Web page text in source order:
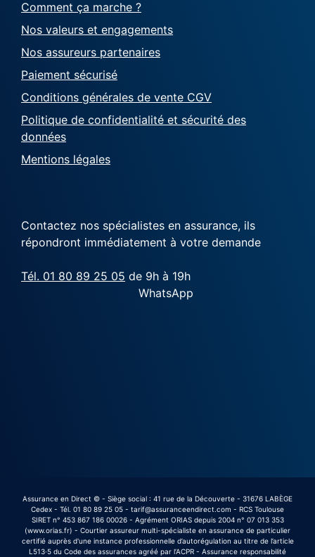
Comment ça marche ?
Nos valeurs et engagements
Nos assureurs partenaires
Paiement sécurisé
Conditions générales de vente CGV
Politique de confidentialité et sécurité des
données
Mentions légales
Contactez nos spécialistes en assurance, ils
répondront immédiatement à votre demande
Tél. 01 80 89 25 05 de 9h à 19h
WhatsApp
Assurance en Direct © - Siège social : 41 rue de la Découverte - 31676 LABÈGE
Cedex - Tél. 01 80 89 25 05 - tarif@assuranceendirect.com - RCS Toulouse
SIRET n° 453 867 186 00026 - Agrément ORIAS depuis 2004 n° 07 013 353
(www.orias.fr) - Courtier assureur multi-spécialiste en assurance de particulier
certifié auprès d'une instance professionnelle d’autorégulation au titre de l’article
L513·5 du Code des assurances agréé par l’ACPR - Assurance responsabilité